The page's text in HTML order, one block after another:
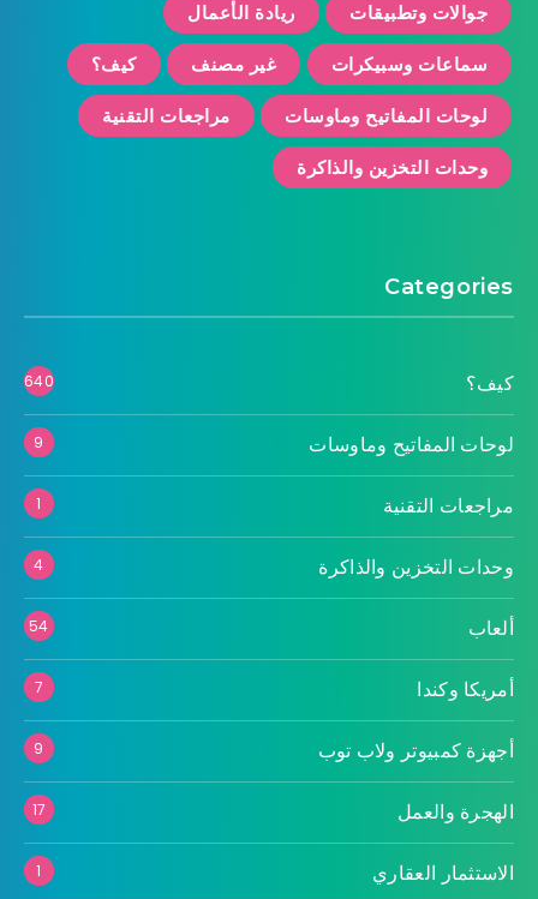
جوالات وتطبيقات ريادة الأعمال
سماعات وسبيكرات غير مصنف كيف؟
لوحات المفاتيح وماوسات مراجعات التقنية
وحدات التخزين والذاكرة
Categories
كيف؟ 640
لوحات المفاتيح وماوسات 9
مراجعات التقنية 1
وحدات التخزين والذاكرة 4
ألعاب 54
أمريكا وكندا 7
أجهزة كمبيوتر ولاب توب 9
الهجرة والعمل 17
الاستثمار العقاري 1